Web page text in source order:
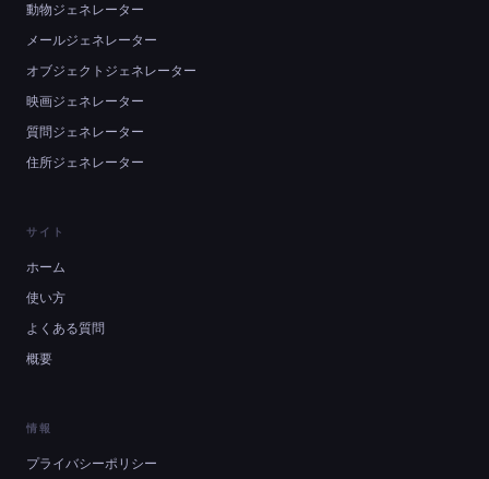
動物ジェネレーター
メールジェネレーター
オブジェクトジェネレーター
映画ジェネレーター
質問ジェネレーター
住所ジェネレーター
サイト
ホーム
使い方
よくある質問
概要
情報
プライバシーポリシー